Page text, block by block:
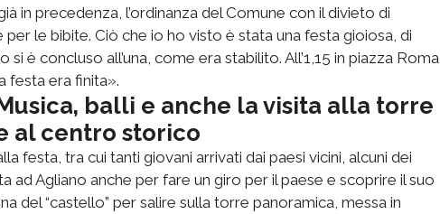
in precedenza, l’ordinanza del Comune con il divieto di
le bibite. Ciò che io ho visto è stata una festa gioiosa, di
è concluso all’una, come era stabilito. All’1,15 in piazza Roma
festa era finita».
balli e anche la visita alla torre
al centro storico
festa, tra cui tanti giovani arrivati dai paesi vicini, alcuni dei
ad Agliano anche per fare un giro per il paese e scoprire il suo
del “castello” per salire sulla torre panoramica, messa in